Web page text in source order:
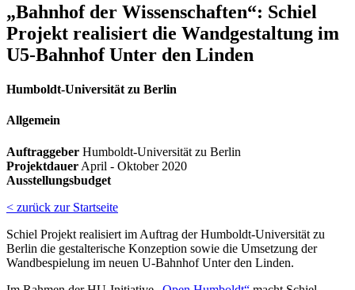
„Bahnhof der Wissenschaften“: Schiel
Projekt realisiert die Wandgestaltung im
U5-Bahnhof Unter den Linden
Humboldt-Universität zu Berlin
Allgemein
Auftraggeber Humboldt-Universität zu Berlin
Projektdauer April - Oktober 2020
Ausstellungsbudget
< zurück zur Startseite
Schiel Projekt realisiert im Auftrag der Humboldt-Universität zu
Berlin die gestalterische Konzeption sowie die Umsetzung der
Wandbespielung im neuen U-Bahnhof Unter den Linden.